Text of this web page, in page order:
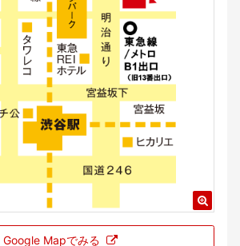
Google Mapでみる